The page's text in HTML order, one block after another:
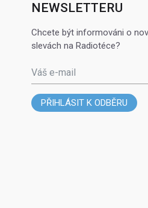
NEWSLETTERU
Chcete být informováni o
slevách na Radiotéce?
Váš e-mail
PŘIHLÁSIT K ODBĚRU